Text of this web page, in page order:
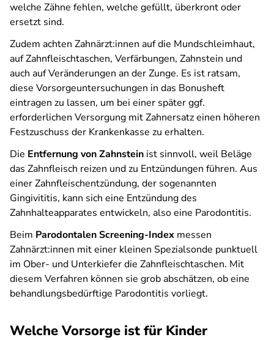
welche Zähne fehlen, welche gefüllt, überkront oder
ersetzt sind.
Zudem achten Zahnärzt:innen auf die Mundschleimhaut,
auf Zahnfleischtaschen, Verfärbungen, Zahnstein und
auch auf Veränderungen an der Zunge. Es ist ratsam,
diese Vorsorgeuntersuchungen in das Bonusheft
eintragen zu lassen, um bei einer später ggf.
erforderlichen Versorgung mit Zahnersatz einen höheren
Festzuschuss der Krankenkasse zu erhalten.
Die Entfernung von Zahnstein ist sinnvoll, weil Beläge
das Zahnfleisch reizen und zu Entzündungen führen. Aus
einer Zahnfleischentzündung, der sogenannten
Gingivititis, kann sich eine Entzündung des
Zahnhalteapparates entwickeln, also eine Parodontitis.
Beim Parodontalen Screening-Index messen
Zahnärzt:innen mit einer kleinen Spezialsonde punktuell
im Ober- und Unterkiefer die Zahnfleischtaschen. Mit
diesem Verfahren können sie grob abschätzen, ob eine
behandlungsbedürftige Parodontitis vorliegt.
Welche Vorsorge ist für Kinder